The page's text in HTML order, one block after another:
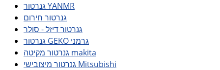
גנרטור YANMR
גנרטור חירום
גנרטור דיזל - סולר
גנרטור GEKO גרמני
גנרטור מקיטה makita
גנרטור מיצובישי Mitsubishi